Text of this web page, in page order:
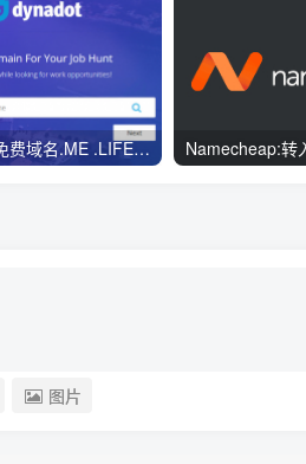
Dynadot：免费域名.ME .LIFE .WORKS .GURU申请
图片